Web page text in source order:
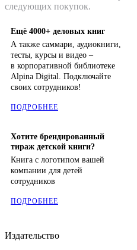
следующих покупок.
Ещё 4000+ деловых книг
А также саммари, аудиокниги,
тесты, курсы и видео –
в корпоративной библиотеке
Alpina Digital. Подключайте
своих сотрудников!
ПОДРОБНЕЕ
Хотите брендированный
тираж детской книги?
Книга с логотипом вашей
компании для детей
сотрудников
ПОДРОБНЕЕ
Издательство